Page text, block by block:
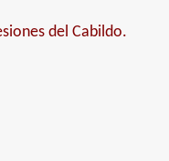
del Cabildo.